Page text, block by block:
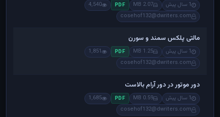
1 سال پیش 2.07 MB
PDF
4,540
cosehof132@dwriters.com
مالتی پلکس سمند و سورن
1 سال پیش 1.25 MB
PDF
1,851
cosehof132@dwriters.com
دور موتور در دور آرام بالاست
1 سال پیش 0.59 MB
PDF
1,685
cosehof132@dwriters.com